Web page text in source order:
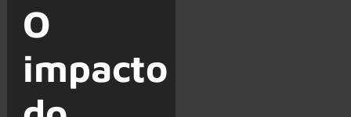
O
impacto